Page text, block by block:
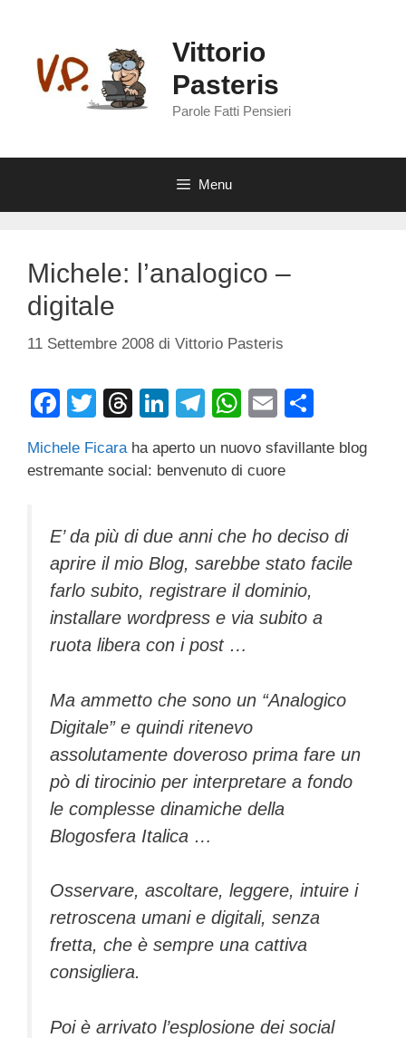
contenuto
Vittorio
Pasteris
Parole Fatti Pensieri
Menu
Michele: l’analogico –
digitale
11 Settembre 2008 di Vittorio Pasteris
F
c
o
o
k
T
tt
T
e
s
Li
k
n
T
e
m
W
at
p
p
E
ail n
di
Michele Ficara ha aperto un nuovo sfavillante blog
estremante social: benvenuto di cuore
E’ da più di due anni che ho deciso di
aprire il mio Blog, sarebbe stato facile
farlo subito, registrare il dominio,
installare wordpress e via subito a
ruota libera con i post …
Ma ammetto che sono un “Analogico
Digitale” e quindi ritenevo
assolutamente doveroso prima fare un
pò di tirocinio per interpretare a fondo
le complesse dinamiche della
Blogosfera Italica …
Osservare, ascoltare, leggere, intuire i
retroscena umani e digitali, senza
fretta, che è sempre una cattiva
consigliera.
Poi è arrivato l’esplosione dei social